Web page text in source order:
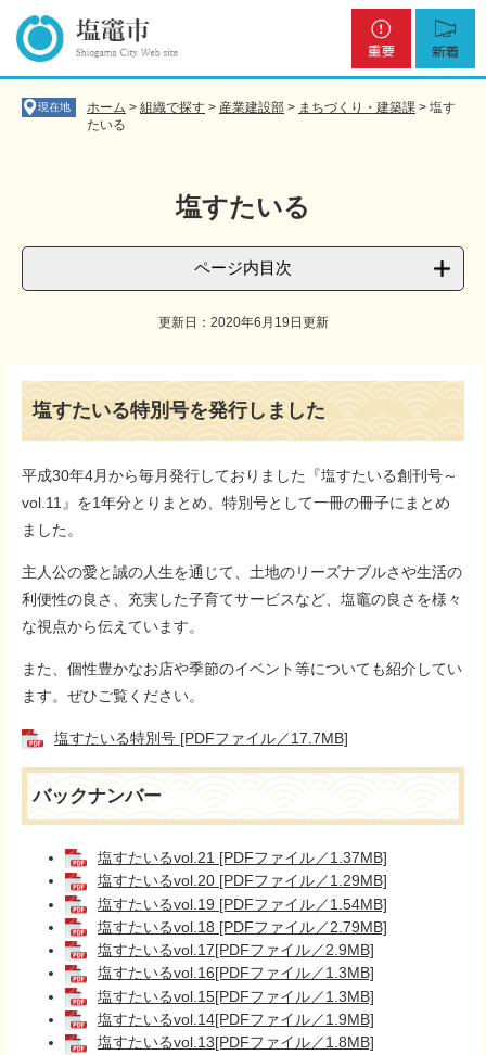
の
ー
現在地 ホーム > 組織で探す > 産業建設部 > まちづくり・建築課 > 塩す
たいる
塩すたいる
ページ内目次
更新日：2020年6月19日更新
塩すたいる特別号を発行しました
平成30年4月から毎月発行しておりました『塩すたいる創刊号～
vol.11』を1年分とりまとめ、特別号として一冊の冊子にまとめ
ました。
主人公の愛と誠の人生を通じて、土地のリーズナブルさや生活の
利便性の良さ、充実した子育てサービスなど、塩竈の良さを様々
な視点から伝えています。
また、個性豊かなお店や季節のイベント等についても紹介してい
ます。ぜひご覧ください。
塩すたいる特別号 [PDFファイル／17.7MB]
バックナンバー
塩すたいるvol.21 [PDFファイル／1.37MB]
塩すたいるvol.20 [PDFファイル／1.29MB]
塩すたいるvol.19 [PDFファイル／1.54MB]
塩すたいるvol.18 [PDFファイル／2.79MB]
塩すたいるvol.17[PDFファイル／2.9MB]
塩すたいるvol.16[PDFファイル／1.3MB]
塩すたいるvol.15[PDFファイル／1.3MB]
塩すたいるvol.14[PDFファイル／1.9MB]
塩すたいるvol.13[PDFファイル／1.8MB]